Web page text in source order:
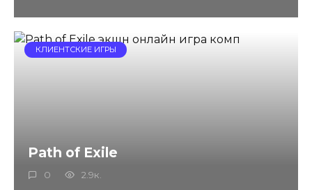
КЛИЕНТСКИЕ ИГРЫ
Path of Exile
0 2.9к.